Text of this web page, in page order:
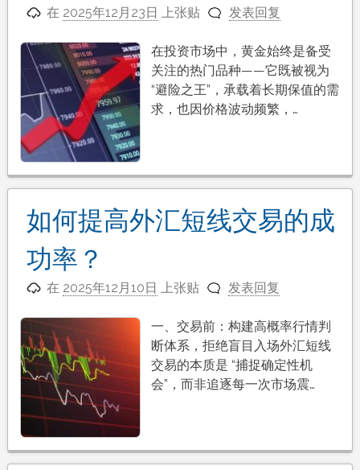
在 2025年12月23日 上张贴 发表回复
在投资市场中，黄金始终是备受
关注的热门品种——它既被视为
“避险之王”，承载着长期保值的需
求，也因价格波动频繁，…
如何提高外汇短线交易的成
功率？
在 2025年12月10日 上张贴 发表回复
一、交易前：构建高概率行情判
断体系，拒绝盲目入场外汇短线
交易的本质是 “捕捉确定性机
会”，而非追逐每一次市场震…